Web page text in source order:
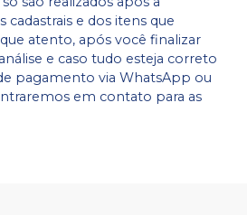
cadastrais e dos itens que
atento, após você finalizar
e caso tudo esteja correto
pagamento via WhatsApp ou
em contato para as